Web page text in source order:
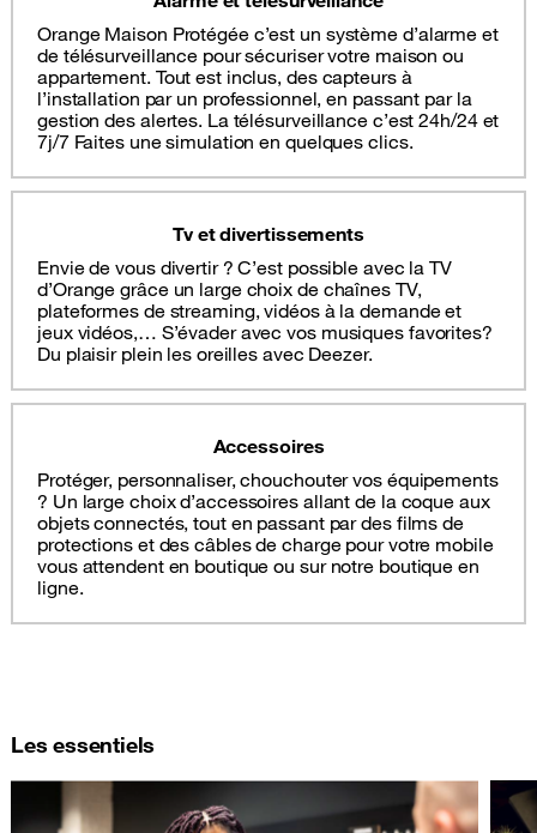
Orange Maison Protégée c’est un système d’alarme et
de télésurveillance pour sécuriser votre maison ou
appartement. Tout est inclus, des capteurs à
l’installation par un professionnel, en passant par la
gestion des alertes. La télésurveillance c’est 24h/24 et
7j/7 Faites une simulation en quelques clics.
Tv et divertissements
Envie de vous divertir ? C’est possible avec la TV
d’Orange grâce un large choix de chaînes TV,
plateformes de streaming, vidéos à la demande et
jeux vidéos,… S’évader avec vos musiques favorites?
Du plaisir plein les oreilles avec Deezer.
Accessoires
Protéger, personnaliser, chouchouter vos équipements
? Un large choix d’accessoires allant de la coque aux
objets connectés, tout en passant par des films de
protections et des câbles de charge pour votre mobile
vous attendent en boutique ou sur notre boutique en
ligne.
Les essentiels